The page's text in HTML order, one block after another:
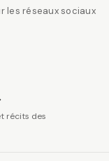
les réseaux sociaux
récits des